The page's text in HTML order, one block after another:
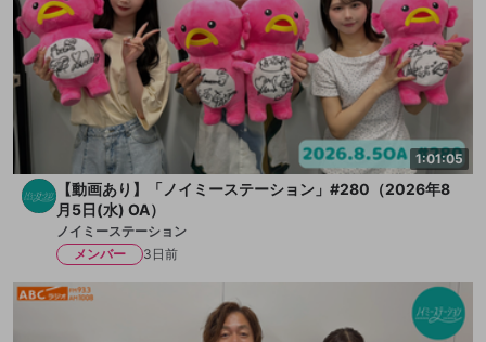
1:01:05
【動画あり】「ノイミーステーション」#280（2026年8
月5日(水) OA）
ノイミーステーション
メンバー
3日前